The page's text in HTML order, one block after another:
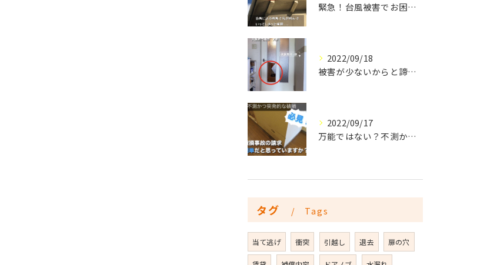
緊急！台風被害でお困りの方はご連絡下さい
2022/09/18
被害が少ないからと諦めていませんか？細かな破損でも火災保険は活用できます
2022/09/17
万能ではない？不測かつ突発的な破損を詳しく説明
タグ Tags
当て逃げ 衝突 引越し 退去 扉の穴